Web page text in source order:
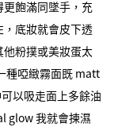
飽滿同墜手，充
底妝就會皮下透
粉撲或美妝蛋太
種啞緻霧面既 matt
以吸走面上多餘油
glow 我就會揀濕